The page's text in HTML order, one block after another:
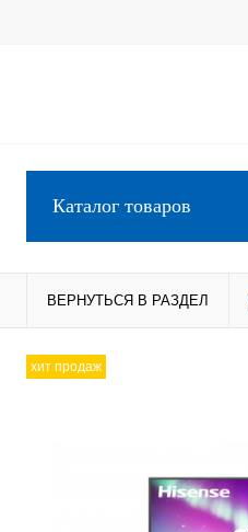
Каталог товаров
ВЕРНУТЬСЯ В РАЗДЕЛ
хит продаж